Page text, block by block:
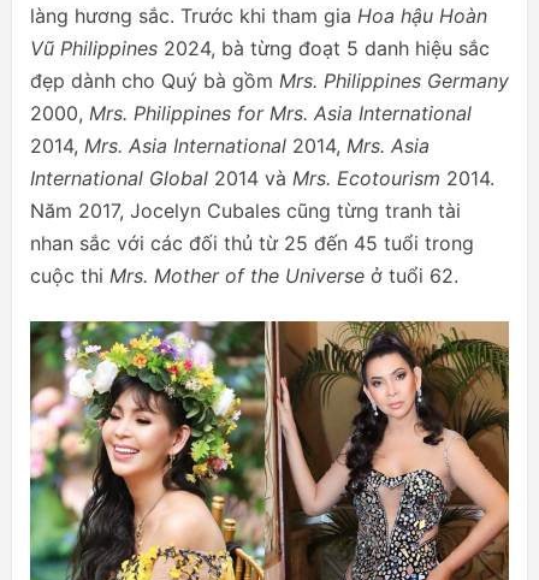
làng hương sắc. Trước khi tham gia Hoa hậu Hoàn
Vũ Philippines 2024, bà từng đoạt 5 danh hiệu sắc
đẹp dành cho Quý bà gồm Mrs. Philippines Germany
2000, Mrs. Philippines for Mrs. Asia International
2014, Mrs. Asia International 2014, Mrs. Asia
International Global 2014 và Mrs. Ecotourism 2014.
Năm 2017, Jocelyn Cubales cũng từng tranh tài
nhan sắc với các đối thủ từ 25 đến 45 tuổi trong
cuộc thi Mrs. Mother of the Universe ở tuổi 62.